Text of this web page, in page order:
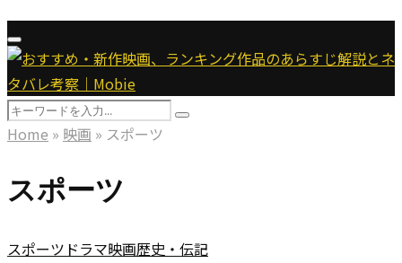
Primary
Menu
Search
for:
Search
Home » 映画 » スポーツ
スポーツ
スポーツ ドラマ映画歴史・伝記